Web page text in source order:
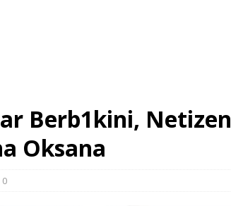
Berb1kini, Netizen
Oksana
0